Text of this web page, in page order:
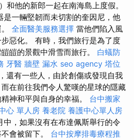
和他的新郎一起在南海島上度假。
是一輛堅韌而未切割的奎因尼，他
全面醫美服務選擇 當他們陷入風
惡化。 有時，我們旅行是為了度
皚的景觀中滑雪而旅行。 白蟻防
牙醫 牆壁 漏水 seo agency 塔位
還有一些人，由於創傷或發現自我
在前往我們令人驚嘆的星球的隱藏
神和平與自身的幸福。 台中搬家
心 單人房 養老院 養護中心單人房
中，如果沒有在布達佩斯舉行的令
會被留下。 台中按摩排毒療程推